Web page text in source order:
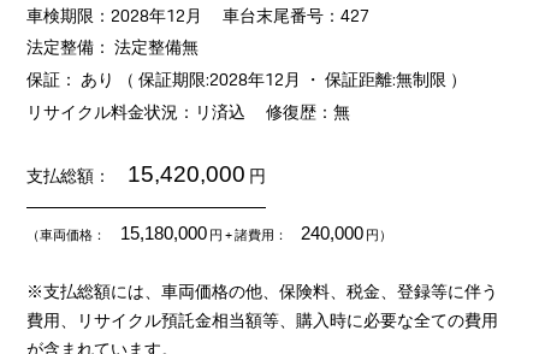
車検期限：2028年12月
車台末尾番号：427
法定整備： 法定整備無
保証： あり （ 保証期限:2028年12月 ・ 保証距離:無制限 ）
リサイクル料金状況：リ済込
修復歴：無
支払総額： 15,420,000 円
（車両価格： 15,180,000円+ 諸費用： 240,000円）
※支払総額には、車両価格の他、保険料、税金、登録等に伴う
費用、リサイクル預託金相当額等、購入時に必要な全ての費用